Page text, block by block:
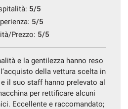
5/5
5/5
Prezzo: 5/5
e la gentilezza hanno reso
della vettura scelta in
il suo staff hanno prelevato al
per rettificare alcuni
Eccellente e raccomandato;